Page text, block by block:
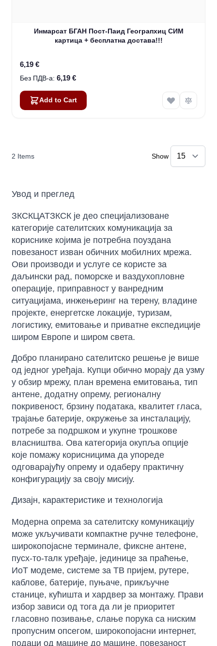
Инмарсат БГАН Пост-Паид Геограпхиц СИМ
картица + бесплатна достава!!!
6,19 €
6,19 €
Add to Cart
2 Items Show
Увод и преглед
ЗКСКЦАТЗКСК је део специјализоване
категорије сателитских комуникација за
кориснике којима је потребна поуздана
повезаност изван обичних мобилних мрежа.
Ови производи и услуге се користе за
даљински рад, поморске и ваздухопловне
операције, приправност у ванредним
ситуацијама, инжењеринг на терену, владине
пројекте, енергетске локације, туризам,
логистику, емитовање и приватне експедиције
широм Европе и широм света.
Добро планирано сателитско решење је више
од једног уређаја. Купци обично морају да узму
у обзир мрежу, план времена емитовања, тип
антене, додатну опрему, регионалну
покривеност, брзину података, квалитет гласа,
трајање батерије, окружење за инсталацију,
потребе за подршком и укупне трошкове
власништва. Ова категорија окупља опције
које помажу корисницима да упореде
одговарајућу опрему и одаберу практичну
конфигурацију за своју мисију.
Дизајн, карактеристике и технологија
Модерна опрема за сателитску комуникацију
може укључивати компактне ручне телефоне,
широкопојасне терминале, фиксне антене,
пусх-то-талк уређаје, јединице за праћење,
ИоТ модеме, системе за ТВ пријем, рутере,
каблове, батерије, пуњаче, прикључне
станице, кућишта и хардвер за монтажу. Прави
избор зависи од тога да ли је приоритет
гласовно позивање, слање порука са ниским
пропусним опсегом, широкопојасни интернет,
подаци од машине до машине, повезаност